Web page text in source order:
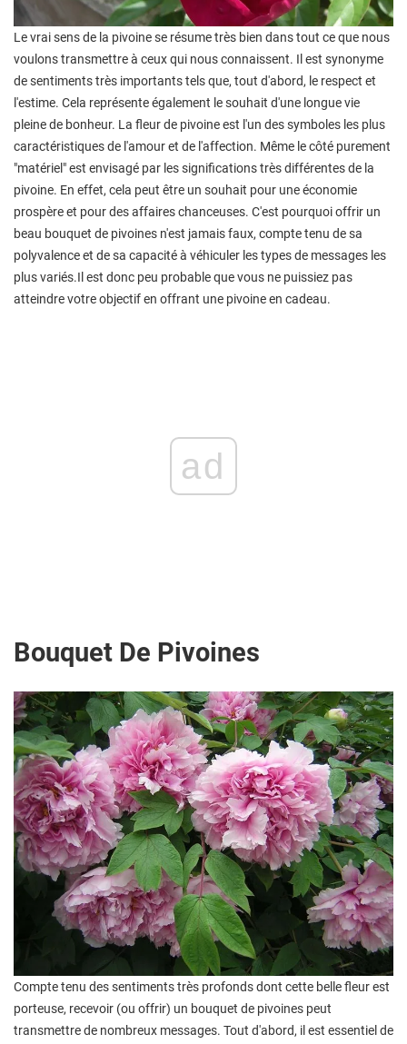
Le vrai sens de la pivoine se résume très bien dans tout ce que nous
voulons transmettre à ceux qui nous connaissent. Il est synonyme
de sentiments très importants tels que, tout d'abord, le respect et
l'estime. Cela représente également le souhait d'une longue vie
pleine de bonheur. La fleur de pivoine est l'un des symboles les plus
caractéristiques de l'amour et de l'affection. Même le côté purement
"matériel" est envisagé par les significations très différentes de la
pivoine. En effet, cela peut être un souhait pour une économie
prospère et pour des affaires chanceuses. C'est pourquoi offrir un
beau bouquet de pivoines n'est jamais faux, compte tenu de sa
polyvalence et de sa capacité à véhiculer les types de messages les
plus variés.Il est donc peu probable que vous ne puissiez pas
atteindre votre objectif en offrant une pivoine en cadeau.
ad
Bouquet De Pivoines
Compte tenu des sentiments très profonds dont cette belle fleur est
porteuse, recevoir (ou offrir) un bouquet de pivoines peut
transmettre de nombreux messages. Tout d'abord, il est essentiel de